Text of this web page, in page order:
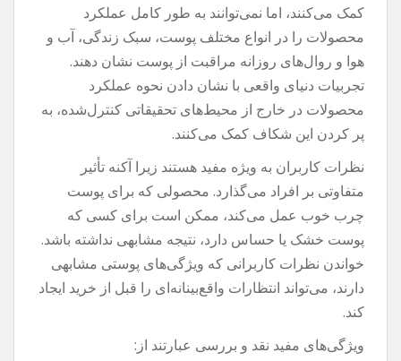
کمک می‌کنند، اما نمی‌توانند به طور کامل عملکرد
محصولات را در انواع مختلف پوست، سبک زندگی، آب و
هوا و روال‌های روزانه مراقبت از پوست نشان دهند.
تجربیات دنیای واقعی با نشان دادن نحوه عملکرد
محصولات در خارج از محیط‌های تحقیقاتی کنترل‌شده، به
پر کردن این شکاف کمک می‌کنند.
نظرات کاربران به ویژه مفید هستند زیرا آکنه تأثیر
متفاوتی بر افراد می‌گذارد. محصولی که برای پوست
چرب خوب عمل می‌کند، ممکن است برای کسی که
پوست خشک یا حساس دارد، نتیجه مشابهی نداشته باشد.
خواندن نظرات کاربرانی که ویژگی‌های پوستی مشابهی
دارند، می‌تواند انتظارات واقع‌بینانه‌ای را قبل از خرید ایجاد
کند.
ویژگی‌های مفید نقد و بررسی عبارتند از: